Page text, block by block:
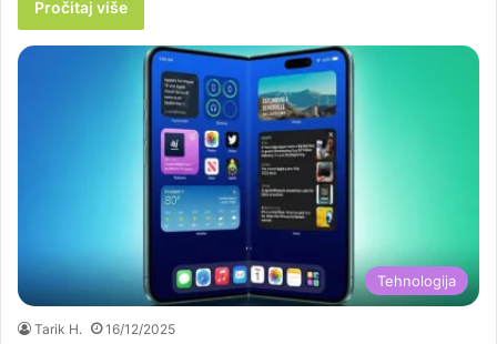
Pročitaj više
Tehnologija
Tarik H. 16/12/2025